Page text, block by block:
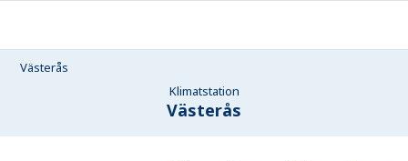
Västerås
Klimatstation
Västerås